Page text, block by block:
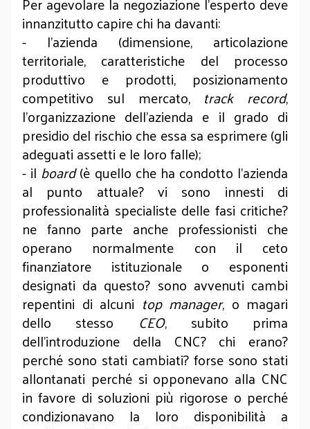
innanzitutto capire chi ha davanti:
- l’azienda (dimensione, articolazione
territoriale, caratteristiche del processo
produttivo e prodotti, posizionamento
competitivo sul mercato, track record,
l’organizzazione dell’azienda e il grado di
presidio del rischio che essa sa esprimere (gli
adeguati assetti e le loro falle);
- il board(è quello che ha condotto l’azienda
al punto attuale? vi sono innesti di
professionalità specialiste delle fasi critiche?
ne fanno parte anche professionisti che
operano normalmente con il ceto
finanziatore istituzionale o esponenti
designati da questo? sono avvenuti cambi
repentini di alcuni top manager, o magari
dello stesso CEO, subito prima
dell’introduzione della CNC? chi erano?
perché sono stati cambiati? forse sono stati
allontanati perché si opponevano alla CNC
in favore di soluzioni più rigorose o perché
condizionavano la loro disponibilità a